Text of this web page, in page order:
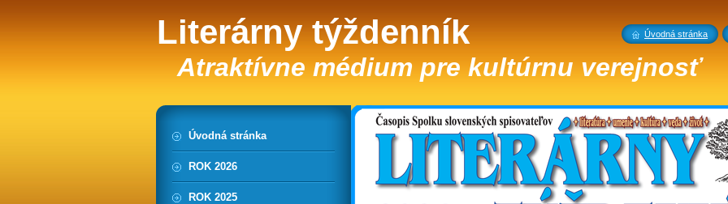
Literárny týždenník
Atraktívne médium pre kultúrnu verejnosť
Úvodná stránka
ROK 2026
ROK 2025
Úvodná stránka